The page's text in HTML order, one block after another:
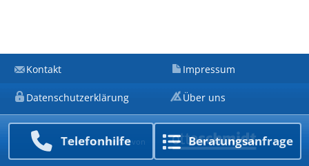
Telefon­hilfe Beratungs­anfrage
Kontakt Impressum
Datenschutzerklärung Über uns
Ein Unternehmen von